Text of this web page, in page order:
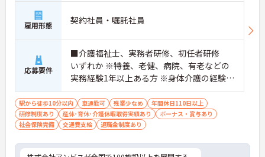
・施設内には看護師が24時間常駐しており、急変時
の対応や専門的な医療処置は看護師が担当するため
負担が減ります
・介護スタッフと看護スタッフの比率が1対1で相談
しやすく、初任者研修や実務者研修からでも着実に
専門性を高められます
＜残業月7時間以下で身体の負担を軽減！＞
・常勤で働くスタッフの比率が90パーセント以上と
高く、急なシフト変更や無理な長時間勤務が発生し
にくい人員体制です
・訪問スケジュールに沿って施設内でのケアを行う
ため、月平均の残業時間は5時間から7時間程度とか
・夜勤明けの翌日は原則としてお休みとなるシフト
雇用形態 契約社員・嘱託社員
応募要件
■介護福祉士、実務者研修、初任者研修
いずれか ※特養、老健、病院、有老などの
実務経験1年以上ある方 ※身体介護の経験年
以上ある方、機械浴の使用の経験のある方
歓迎
駅から徒歩10分以内 車通勤可 残業少なめ
年間休日110日以上
研修制度あり
産休･育休･介護休暇取得実績あり
ボーナス・賞与あり
社会保険完備
交通費支給 退職金制度あり